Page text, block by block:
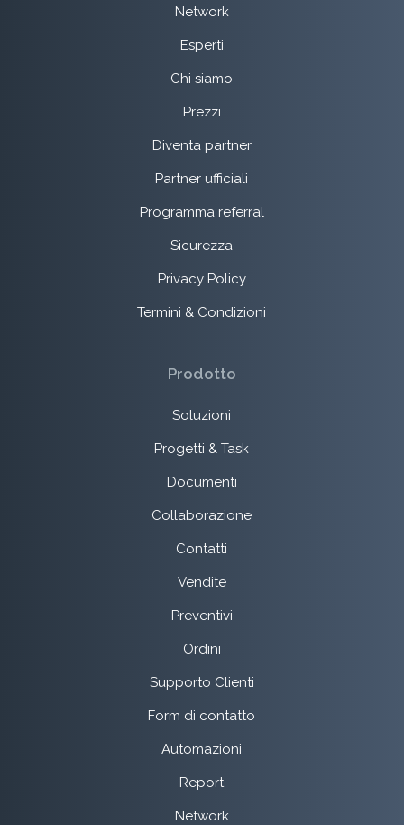
Network
Esperti
Chi siamo
Prezzi
Diventa partner
Partner ufficiali
Programma referral
Sicurezza
Privacy Policy
Termini & Condizioni
Prodotto
Soluzioni
Progetti & Task
Documenti
Collaborazione
Contatti
Vendite
Preventivi
Ordini
Supporto Clienti
Form di contatto
Automazioni
Report
Network